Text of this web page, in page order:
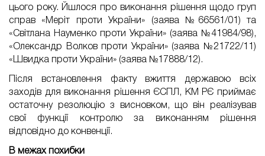
цього року. Йшлося про виконання рішення щодо груп
справ «Меріт проти України» (заява №66561/01) та
«Світлана Науменко проти України» (заява №41984/98),
«Олександр Волков проти України» (заява №21722/11)
«Швидка проти України» (заява №17888/12).
Після встановлення факту вжиття державою всіх
заходів для виконання рішення ЄСПЛ, КМ РЄ приймає
остаточну резолюцію з висновком, що він реалізував
свої функції контролю за виконанням рішення
відповідно до конвенції.
В межах похибки